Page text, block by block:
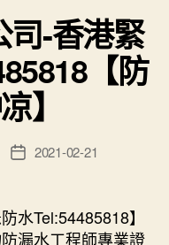
司-香港緊
【防
】
Post2021-02-21
水Tel:54485818】
漏水工程師專業證